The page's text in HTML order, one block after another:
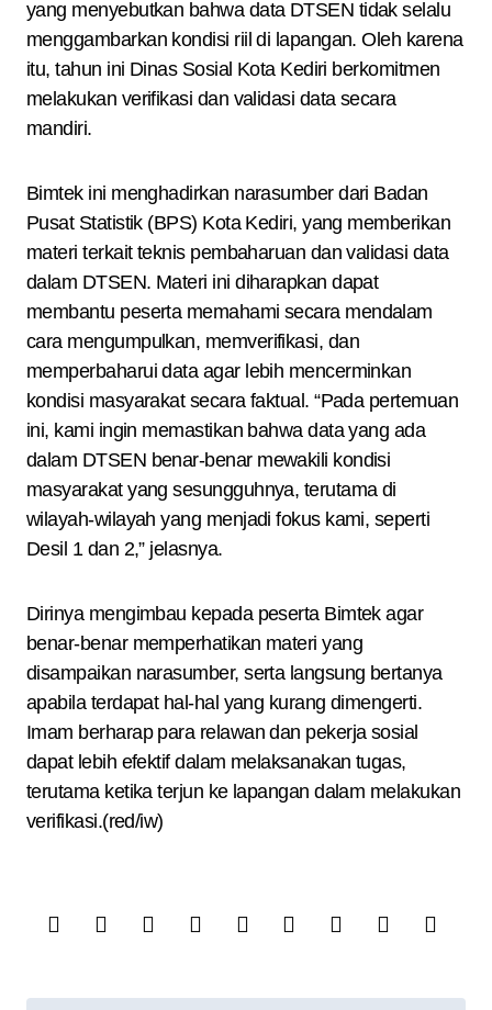
yang menyebutkan bahwa data DTSEN tidak selalu
menggambarkan kondisi riil di lapangan. Oleh karena
itu, tahun ini Dinas Sosial Kota Kediri berkomitmen
melakukan verifikasi dan validasi data secara
mandiri.
Bimtek ini menghadirkan narasumber dari Badan
Pusat Statistik (BPS) Kota Kediri, yang memberikan
materi terkait teknis pembaharuan dan validasi data
dalam DTSEN. Materi ini diharapkan dapat
membantu peserta memahami secara mendalam
cara mengumpulkan, memverifikasi, dan
memperbaharui data agar lebih mencerminkan
kondisi masyarakat secara faktual. “Pada pertemuan
ini, kami ingin memastikan bahwa data yang ada
dalam DTSEN benar-benar mewakili kondisi
masyarakat yang sesungguhnya, terutama di
wilayah-wilayah yang menjadi fokus kami, seperti
Desil 1 dan 2,” jelasnya.
Dirinya mengimbau kepada peserta Bimtek agar
benar-benar memperhatikan materi yang
disampaikan narasumber, serta langsung bertanya
apabila terdapat hal-hal yang kurang dimengerti.
Imam berharap para relawan dan pekerja sosial
dapat lebih efektif dalam melaksanakan tugas,
terutama ketika terjun ke lapangan dalam melakukan
verifikasi.(red/iw)